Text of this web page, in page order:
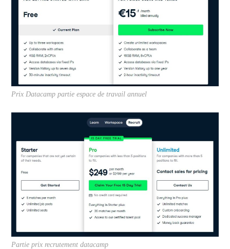
Prix Datacamp partie espace de travail annuel
Partie prix recrutement datacamp